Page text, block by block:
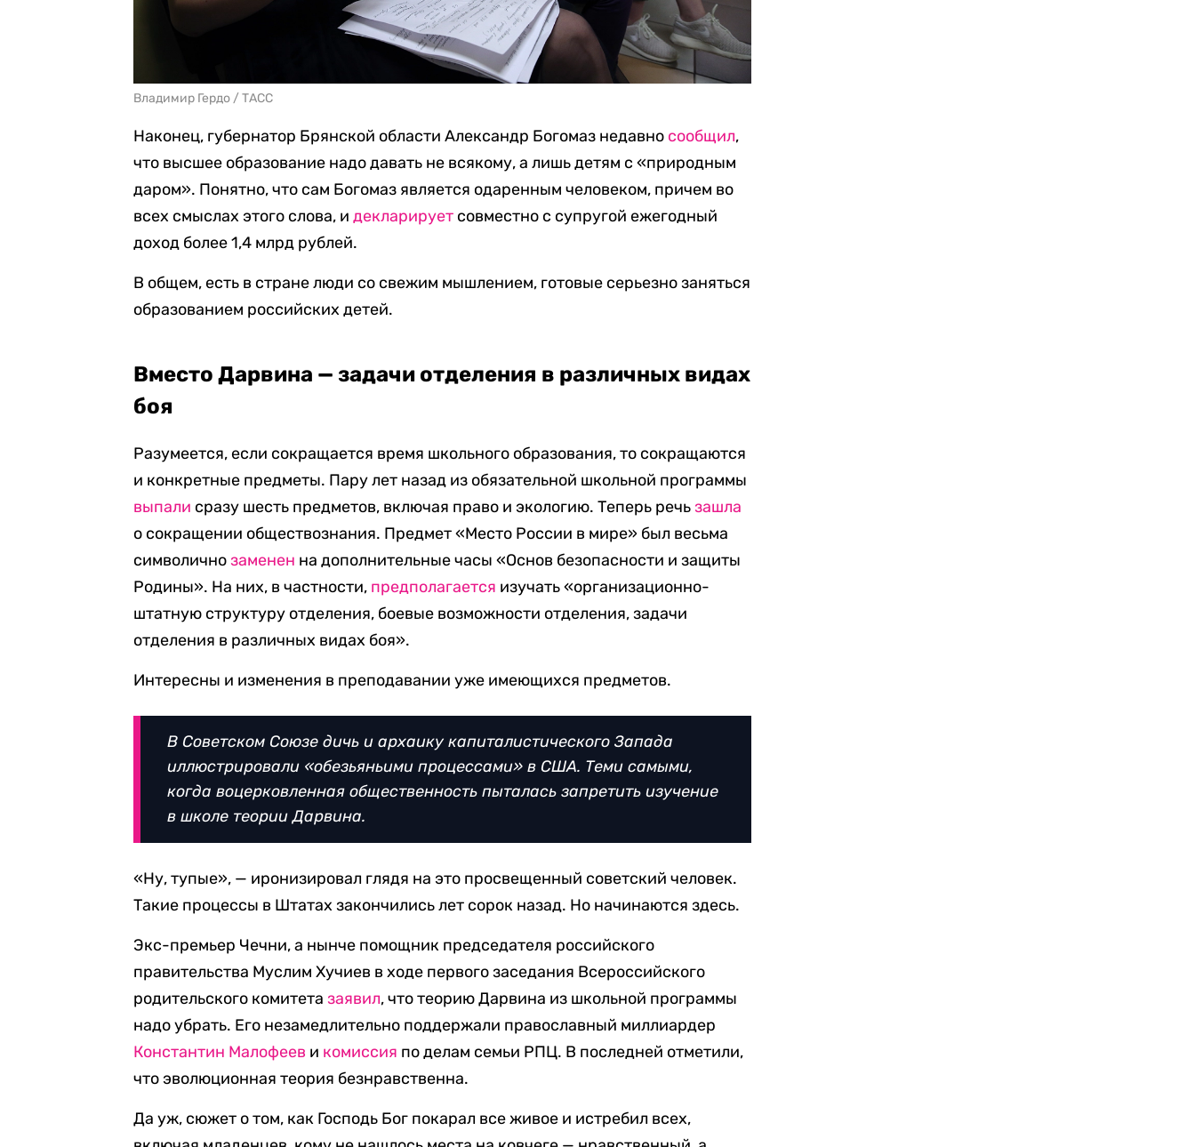
Владимир Гердо / ТАСС
Наконец, губернатор Брянской области Александр Богомаз недавно сообщил,
что высшее образование надо давать не всякому, а лишь детям с «природным
даром». Понятно, что сам Богомаз является одаренным человеком, причем во
всех смыслах этого слова, и декларирует совместно с супругой ежегодный
доход более 1,4 млрд рублей.
В общем, есть в стране люди со свежим мышлением, готовые серьезно заняться
образованием российских детей.
Вместо Дарвина — задачи отделения в различных видах
боя
Разумеется, если сокращается время школьного образования, то сокращаются
и конкретные предметы. Пару лет назад из обязательной школьной программы
выпали сразу шесть предметов, включая право и экологию. Теперь речьзашла
о сокращении обществознания. Предмет «Место России в мире» был весьма
символичнозаменен на дополнительные часы «Основ безопасности и защиты
Родины». На них, в частности, предполагается изучать «организационно-
штатную структуру отделения, боевые возможности отделения, задачи
отделения в различных видах боя».
Интересны и изменения в преподавании уже имеющихся предметов.
В Советском Союзе дичь и архаику капиталистического Запада
иллюстрировали «обезьяньими процессами» в США. Теми самыми,
когда воцерковленная общественность пыталась запретить изучение
в школе теории Дарвина.
«Ну, тупые», — иронизировал глядя на это просвещенный советский человек.
Такие процессы в Штатах закончились лет сорок назад. Но начинаются здесь.
Экс-премьер Чечни, а нынче помощник председателя российского
правительства Муслим Хучиев в ходе первого заседания Всероссийского
родительского комитета заявил, что теорию Дарвина из школьной программы
надо убрать. Его незамедлительно поддержали православный миллиардер
Константин Малофеев и комиссия по делам семьи РПЦ. В последней отметили,
что эволюционная теория безнравственна.
Да уж, сюжет о том, как Господь Бог покарал все живое и истребил всех,